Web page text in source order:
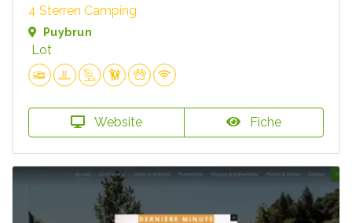
4 Sterren Camping
Puybrun
Lot
Website Fiche